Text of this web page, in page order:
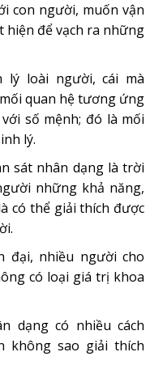
con người, muốn vận
hiện để vạch ra những
lý loài người, cái mà
quan hệ tương ứng
số mệnh; đó là mối
lý.
sát nhân dạng là trời
những khả năng,
có thể giải thích được
đại, nhiều người cho
có loại giá trị khoa
dạng có nhiều cách
không sao giải thích